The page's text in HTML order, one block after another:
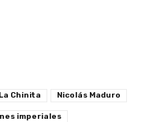
Chinita Nicolás Maduro
imperiales